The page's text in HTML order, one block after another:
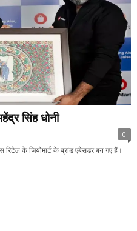
सिंह धोनी
0
के जियोमार्ट के ब्रांड एंबेसडर बन गए हैं।